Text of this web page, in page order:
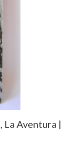
La Aventura |